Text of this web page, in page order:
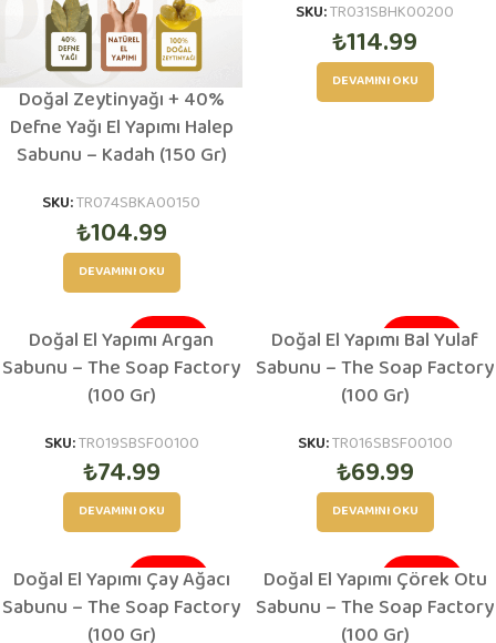
Doğal Zeytinyağı + 40%
Defne Yağı El Yapımı Halep
Sabunu – Kadah (150 Gr)
SKU:TR074SBKA00150
₺104.99
DEVAMINI OKU
SKU:TR031SBHK00200
₺114.99
DEVAMINI OKU
TÜKENDI
Doğal El Yapımı Argan
Sabunu – The Soap Factory
(100 Gr)
SKU:TR019SBSF00100
₺74.99
DEVAMINI OKU
TÜKENDI
Doğal El Yapımı Bal Yulaf
Sabunu – The Soap Factory
(100 Gr)
SKU:TR016SBSF00100
₺69.99
DEVAMINI OKU
TÜKENDI
Doğal El Yapımı Çay Ağacı
Sabunu – The Soap Factory
(100 Gr)
TÜKENDI
Doğal El Yapımı Çörek Otu
Sabunu – The Soap Factory
(100 Gr)